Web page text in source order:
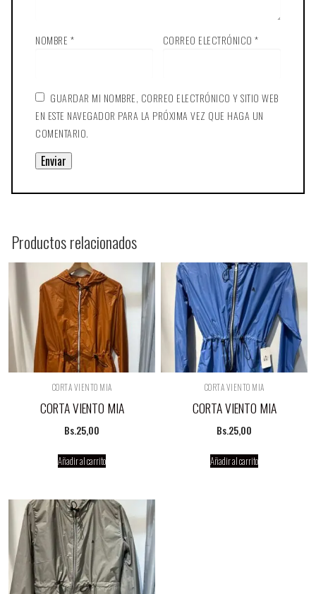
NOMBRE * CORREO ELECTRÓNICO*
GUARDAR MI NOMBRE, CORREO ELECTRÓNICO Y SITIO WEB
EN ESTE NAVEGADOR PARA LA PRÓXIMA VEZ QUE HAGA UN
COMENTARIO.
Productos relacionados
CORTA VIENTO MIA
CORTA VIENTO MIA
Bs.25,00
Añadir al carrito
CORTA VIENTO MIA
CORTA VIENTO MIA
Bs.25,00
Añadir al carrito